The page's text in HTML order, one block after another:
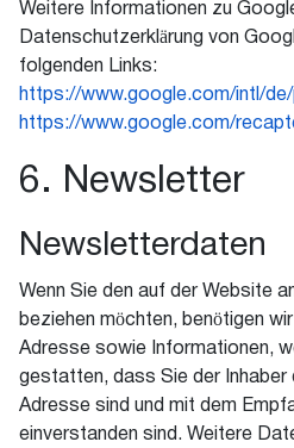
Weitere Informationen zu
Datenschutzerklärung von
folgenden Links:
https://www.google.com/intl/
https://www.google.com/
6. Newsletter
Newsletterdaten
Wenn Sie den auf der Website
beziehen möchten, benötigen
Adresse sowie Informationen,
gestatten, dass Sie der Inhaber
Adresse sind und mit dem
einverstanden sind. Weitere